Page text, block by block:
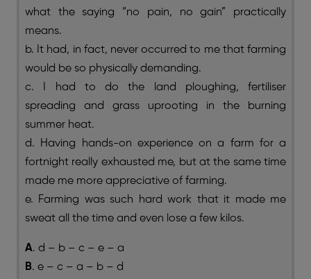
what the saying “no pain, no gain” practically
means.
b. It had, in fact, never occurred to me that farming
would be so physically demanding.
c. I had to do the land ploughing, fertiliser
spreading and grass uprooting in the burning
summer heat.
d. Having hands-on experience on a farm for a
fortnight really exhausted me, but at the same time
made me more appreciative of farming.
e. Farming was such hard work that it made me
sweat all the time and even lose a few kilos.
A. d – b – c – e – a
B. e – c – a – b – d